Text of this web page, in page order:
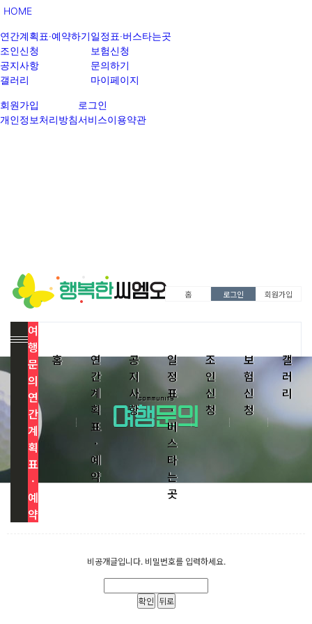
HOME
연간계획표·예약하기일정표·버스타는곳
조인신청
보험신청
공지사항
문의하기
갤러리
마이페이지
회원가입
로그인
개인정보처리방침서비스이용약관
홈 로그인 회원가입
여
행
문
의
연
간
계
획
표
·
예
약
홈
연
간
계
획
표
·
예
약
공
지
사
항
일
정
표
·
버
스
타
는
곳
조
인
신
청
보
험
신
청
갤
러
리
비공개글입니다. 비밀번호를 입력하세요.